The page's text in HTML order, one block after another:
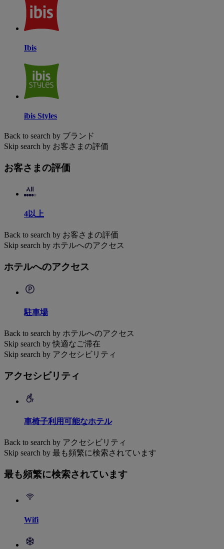
Ibis
ibis Styles
Back to search by ブランド
Skip search by お客さまの評価
お客さまの評価
4以上
Back to search by お客さまの評価
Skip search by ホテルへのアクセス
ホテルへのアクセス
駐車場
Back to search by ホテルへのアクセス
Skip search by 快適なご滞在
Skip search by アクセシビリティ
アクセシビリティ
車椅子利用可能なホテル
Back to search by アクセシビリティ
Skip search by 最も頻繁に検索されています
最も頻繁に検索されています
Wifi